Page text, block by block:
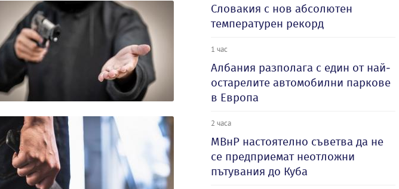
Словакия с нов абсолютен
температурен рекорд
1 час
Албания разполага с един от най-
остарелите автомобилни паркове
в Европа
2 часа
МВнР настоятелно съветва да не
се предприемат неотложни
пътувания до Куба